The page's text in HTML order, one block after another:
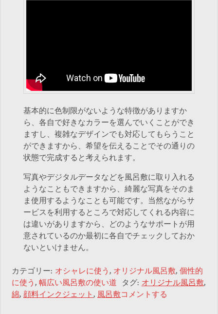
基本的に色制限がないような特徴がありますか
ら、各自で好きなカラーを選んでいくことができ
ますし、複雑なデザインでも対応してもらうこと
ができますから、希望を伝えることでその通りの
状態で完成すると考えられます。
写真やデジタルデータなどを風呂敷に取り入れる
ようなこともできますから、綺麗な写真をそのま
ま使用するようなことも可能です。当然ながらサ
ービスを利用するところで対応してくれる内容に
は違いがありますから、どのようなサポートが用
意されているのか最初に各自でチェックしておか
ないといけません。
カテゴリー: オシャレに使う , オリジナル風呂敷, 個性的
に使う , 幅広い風呂敷の使い道 タグ: オリジナル風呂敷,
綿, 顔料インクジェット , 風呂敷コメントする